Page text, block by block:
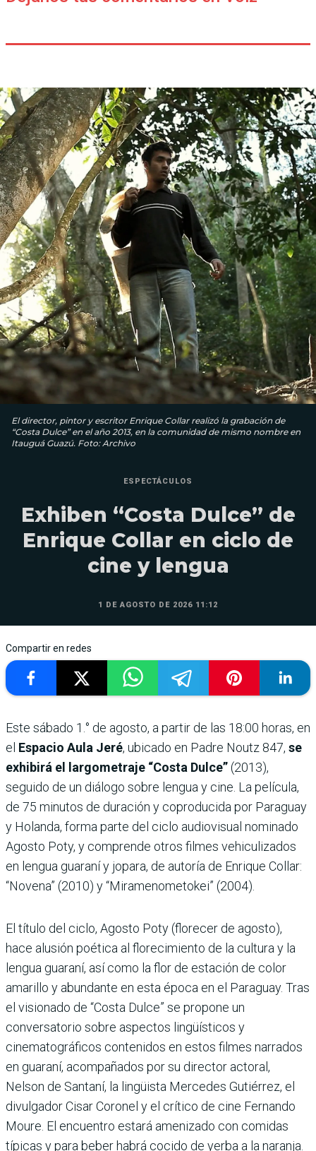
El director, pintor y escritor Enrique Collar realizó la grabación de
“Costa Dulce” en el año 2013, en la comunidad de mismo nombre en
Itauguá Guazú. Foto: Archivo
ESPECTÁCULOS
Exhiben “Costa Dulce” de
Enrique Collar en ciclo de
cine y lengua
1 DE AGOSTO DE 2026 11:12
Compartir en redes
Este sábado 1.° de agosto, a partir de las 18:00 horas, en
el Espacio Aula Jeré, ubicado en Padre Noutz 847, se
exhibirá el largometraje “Costa Dulce”(2013),
seguido de un diálogo sobre lengua y cine. La película,
de 75 minutos de duración y coproducida por Paraguay
y Holanda, forma parte del ciclo audiovisual nominado
Agosto Poty, y comprende otros filmes vehiculizados
en lengua guaraní y jopara, de autoría de Enrique Collar:
“Novena” (2010) y “Miramenometokei” (2004).
El título del ciclo, Agosto Poty (florecer de agosto),
hace alusión poética al florecimiento de la cultura y la
lengua guaraní, así como la flor de estación de color
amarillo y abundante en esta época en el Paraguay. Tras
el visionado de “Costa Dulce” se propone un
conversatorio sobre aspectos lingüísticos y
cinematográficos contenidos en estos filmes narrados
en guaraní, acompañados por su director actoral,
Nelson de Santaní, la lingüista Mercedes Gutiérrez, el
divulgador Cisar Coronel y el crítico de cine Fernando
Moure. El encuentro estará amenizado con comidas
típicas y para beber habrá cocido de yerba a la naranja.